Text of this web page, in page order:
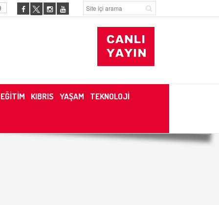
EĞİTİM KIBRIS YAŞAM TEKNOLOJİ